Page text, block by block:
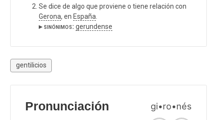
Se dice de algo que proviene o tiene relación con
Gerona, en España
▸ sinónimos: gerundense
gentilicios
Pronunciación gi•ro•nés